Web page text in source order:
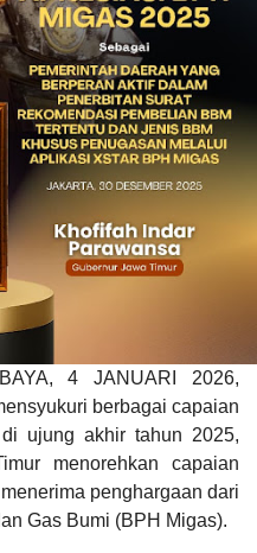
4 JANUARI 2026,
berbagai capaian
ujung akhir tahun 2025,
menorehkan capaian
penghargaan dari
Gas Bumi (BPH Migas).